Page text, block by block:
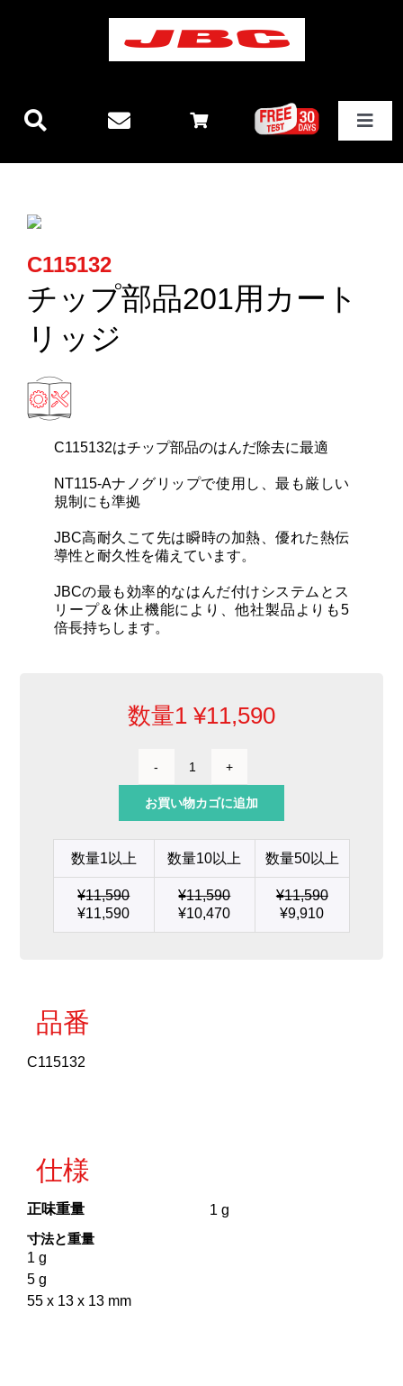
Toggle
JBCテクノロジー
新製品情報
ステーション
その他製品
カートリッジとこて先
お問合せ
C115132
チップ部品201用カート
リッジ
C115132はチップ部品のはんだ除去に最適
NT115-Aナノグリップで使用し、最も厳しい
規制にも準拠
JBC高耐久こて先は瞬時の加熱、優れた熱伝
導性と耐久性を備えています。
JBCの最も効率的なはんだ付けシステムとス
リープ＆休止機能により、他社製品よりも5
倍長持ちします。
数量1 ¥11,590
チ
プ
201
用
カ
ー
ト
お買い物カゴに追加
数量1以上 数量10以上 数量50以上
¥11,590
¥11,590
¥11,590
¥10,470
¥11,590
¥9,910
品番
C115132
仕様
正味重量
1 g
寸法と重量
1 g
5 g
55 x 13 x 13 mm